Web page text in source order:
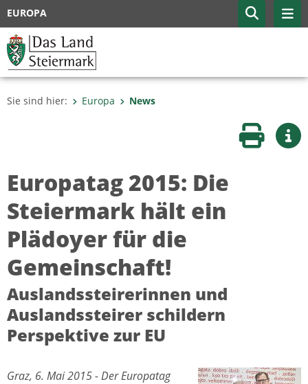
EUROPA
Sie sind hier: Europa News
Seite
Europatag 2015: Die
Steiermark hält ein
Plädoyer für die
Gemeinschaft!
Auslandssteirerinnen und
Auslandssteirer schildern
Perspektive zur EU
Graz, 6. Mai 2015 - Der Europatag